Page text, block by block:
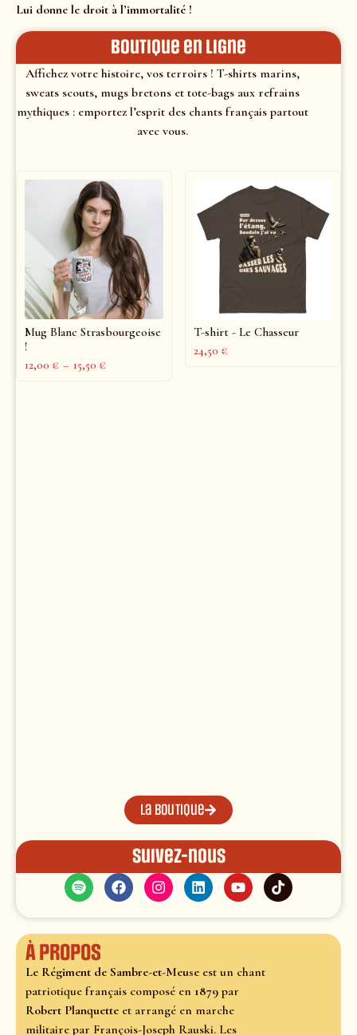
Lui donne le droit à l’immortalité !
Boutique en ligne
Affichez votre histoire, vos terroirs ! T-shirts marins,
sweats scouts, mugs bretons et tote-bags aux refrains
mythiques : emportez l’esprit des chants français partout
avec vous.
Mug Blanc Strasbourgeoise
!
12,00 € – 15,50 €
T-shirt - Le Chasseur
24,50 €
La boutique
Suivez-nous
À propos
Le Régiment de Sambre-et-Meuse est un chant
patriotique français composé en 1879 par
Robert Planquette et arrangé en marche
militaire par François-Joseph Rauski. Les